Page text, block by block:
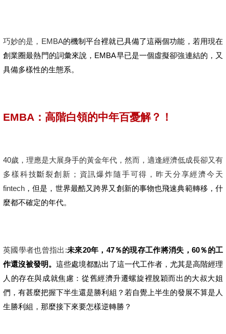
巧妙的是，EMBA的機制平台裡就已具備了這兩個功能，若用現在
創業圈最熱門的詞彙來說，EMBA早已是一個虛擬卻強連結的，又
具備多樣性的生態系。
EMBA ：高階白領的中年百憂解？！
40歲，理應是大展身手的黃金年代，然而，適逢經濟低成長卻又有
多樣科技斷裂創新；資訊爆炸隨手可得，昨天分享經濟今天
fintech ，但是，世界最酷又跨界又創新的事物也飛速典範轉移，什
麼都不確定的年代。
英國學者也曾指出:未來20年，47％的現存工作將消失，60％的工
作還沒被發明。這些處境都點出了這一代工作者，尤其是高階經理
人的存在與成就焦慮：從舊經濟升遷螺旋裡脫穎而出的大叔大姐
們，有甚麼把握下半生還是勝利組？若自覺上半生的發展不算是人
生勝利組，那麼接下來要怎樣逆轉勝？